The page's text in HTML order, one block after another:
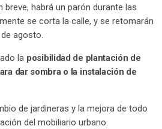
habrá un parón durante las
se corta la calle, y se retomarán
agosto.
la posibilidad de plantación de
dar sombra o la instalación de
de jardineras y la mejora de todo
del mobiliario urbano.